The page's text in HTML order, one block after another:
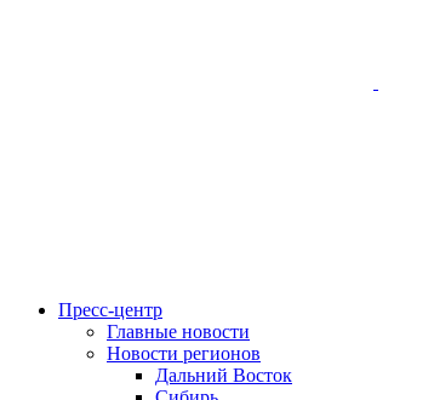
Пресс-центр
Главные новости
Новости регионов
Дальний Восток